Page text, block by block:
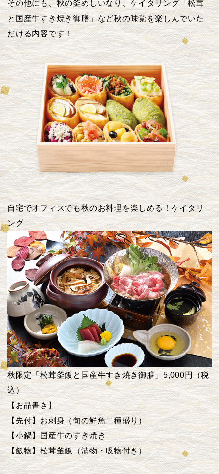
その他にも、秋の釜めしいなり、ケイタリング「松茸
と国産牛すき焼き御膳」など秋の味覚を楽しんでいた
だける内容です！
自宅でオフィスでも秋のお料理を楽しめる！ケイタリ
ング
秋限定「松茸釜飯と国産牛すき焼き御膳」5,000円（税
込）
【お品書き】
【先付】お刺身（旬の鮮魚二種盛り）
【小鍋】国産牛のすき焼き
【飯物】松茸釜飯（漬物・吸物付き）